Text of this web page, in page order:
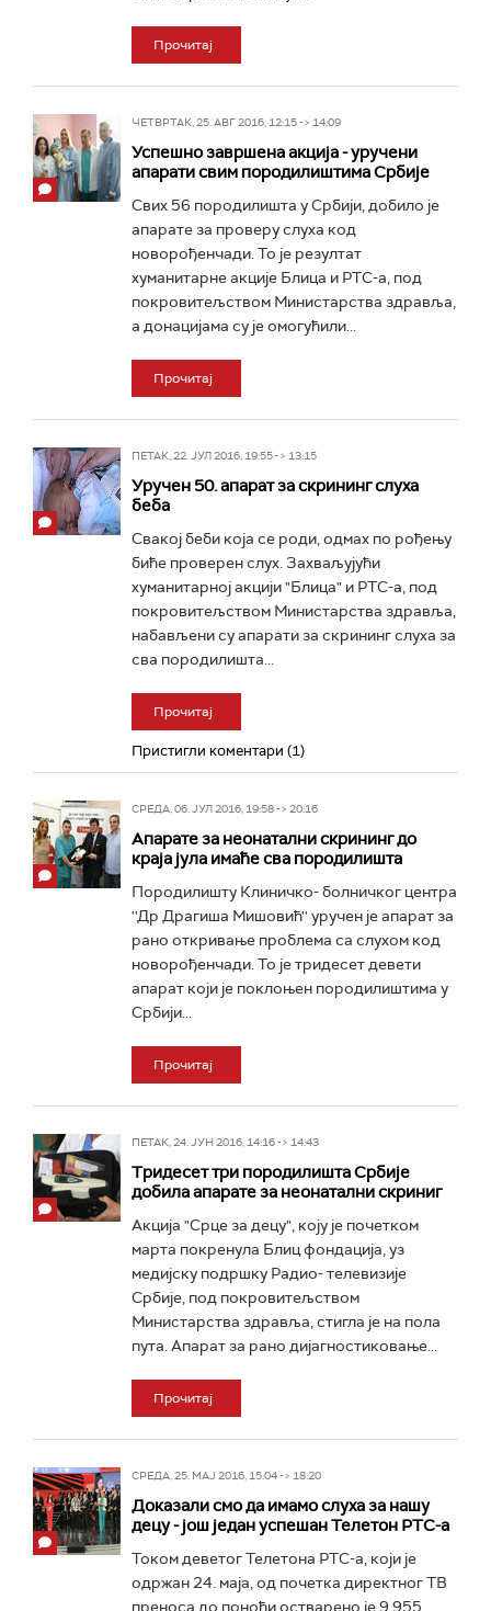
Прочитај
ЧЕТВРТАК, 25. АВГ 2016, 12:15 -> 14:09
Успешно завршена акција - уручени
апарати свим породилиштима Србије
Свих 56 породилишта у Србији, добило је
апарате за проверу слуха код
новорођенчади. То је резултат
хуманитарне акције Блица и РТС-а, под
покровитељством Министарства здравља,
а донацијама су је омогућили...
Прочитај
ПЕТАК, 22. ЈУЛ 2016, 19:55 -> 13:15
Уручен 50. апарат за скрининг слуха
беба
Свакој беби која се роди, одмах по рођењу
биће проверен слух. Захваљујући
хуманитарној акцији "Блица" и РТС-а, под
покровитељством Министарства здравља,
набављени су апарати за скрининг слуха за
сва породилишта...
Прочитај
Пристигли коментари (1)
СРЕДА, 06. ЈУЛ 2016, 19:58 -> 20:16
Апарате за неонатални скрининг до
краја јула имаће сва породилишта
Породилишту Клиничко- болничког центра
''Др Драгиша Мишовић'' уручен је апарат за
рано откривање проблема са слухом код
новорођенчади. То је тридесет девети
апарат који је поклоњен породилиштима у
Србији...
Прочитај
ПЕТАК, 24. ЈУН 2016, 14:16 -> 14:43
Тридесет три породилишта Србије
добила апарате за неонатални скриниг
Акција "Срце за децу", коју је почетком
марта покренула Блиц фондација, уз
медијску подршку Радио- телевизије
Србије, под покровитељством
Министарства здравља, стигла је на пола
пута. Апарат за рано дијагностиковање...
Прочитај
СРЕДА, 25. МАЈ 2016, 15:04 -> 18:20
Доказали смо да имамо слуха за нашу
децу - још један успешан Телетон РТС-а
Током деветог Телетона РТС-а, који је
одржан 24. маја, од почетка директног ТВ
преноса до поноћи остварено је 9.955